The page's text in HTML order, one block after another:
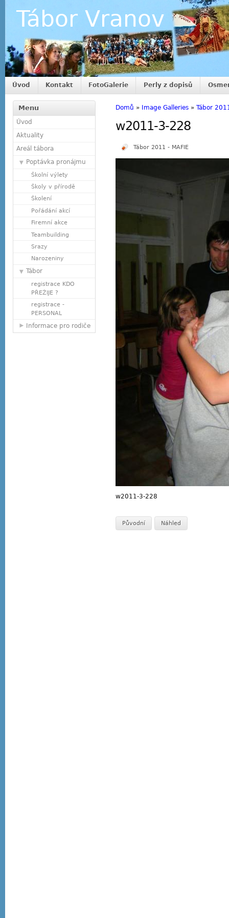
Tábor Vranov
Úvod Kontakt FotoGalerie Perly z dopisů
Menu
Úvod
Aktuality
Areál tábora
Poptávka pronájmu
Školní výlety
Školy v přírodě
Školení
Pořádání akcí
Firemní akce
Teambuilding
Srazy
Narozeniny
Tábor
registrace KDO
PŘEŽIJE ?
registrace -
PERSONAL
Informace pro rodiče
Domů » Image Galleries » Tábor
w2011-3-228
Tábor 2011 - MAFIE
w2011-3-228
Původní Náhled